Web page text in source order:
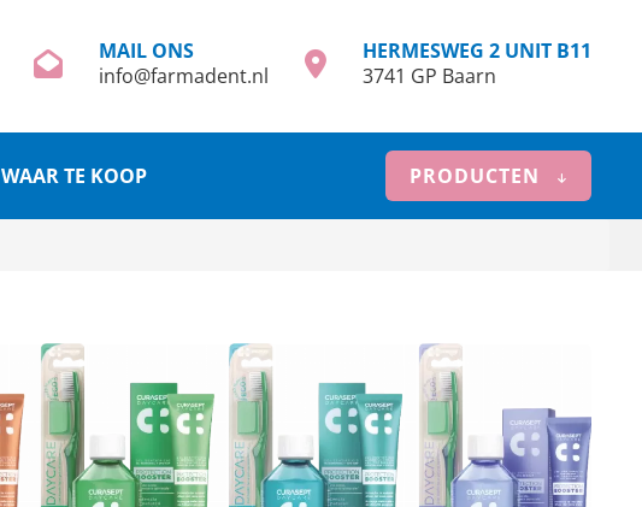
MAIL ONS
info@farmadent.nl
HERMESWEG 2 UNIT B11
3741 GP Baarn
WAAR TE KOOP PRODUCTEN